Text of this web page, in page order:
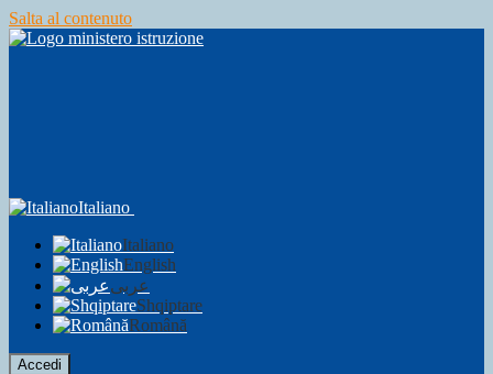
Salta al contenuto
Italiano
Italiano
English
عربى
Shqiptare
Română
Accedi